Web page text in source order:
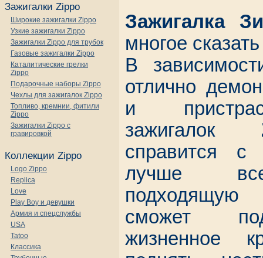
Зажигалки Zippo
Широкие зажигалки Zippo
Узкие зажигалки Zippo
Зажигалки Zippo для трубок
Газовые зажигалки Zippo
Каталитические грелки
Zippo
Подарочные наборы Zippo
Чехлы для зажигалок Zippo
Топливо, кремнии, фитили
Zippo
Зажигалки Zippo с
гравировкой
Коллекции Zippo
Logo Zippo
Replica
Love
Play Boy и девушки
Армия и спецслужбы
USA
Tatoo
Классика
Зажигалка
многое
В
отлично
и
зажигалок
справится с
лучше
подходящую
сможет
жизненное